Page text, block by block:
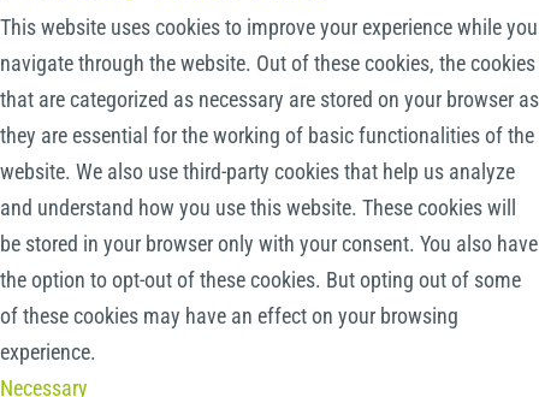
This website uses cookies to improve your experience while you
navigate through the website. Out of these cookies, the cookies
that are categorized as necessary are stored on your browser as
they are essential for the working of basic functionalities of the
website. We also use third-party cookies that help us analyze
and understand how you use this website. These cookies will
be stored in your browser only with your consent. You also have
the option to opt-out of these cookies. But opting out of some
of these cookies may have an effect on your browsing
experience.
Necessary